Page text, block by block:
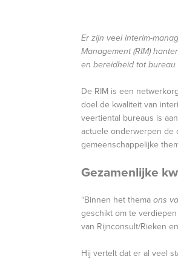
Er zijn veel interim-
Management (RIM)
en bereidheid tot
De RIM is een
doel de kwaliteit van
veertiental bureaus is
actuele onderwerpen de
gemeenschappelijke
Gezamenlijke
“Binnen het thema ons
geschikt om te
van Rijnconsult/Rieken
Hij vertelt dat er al veel